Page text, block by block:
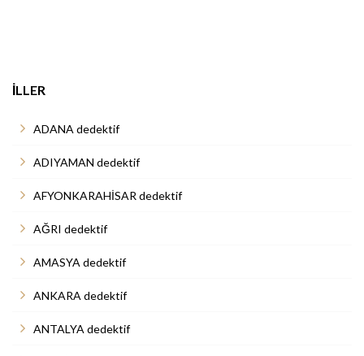
İLLER
ADANA dedektif
ADIYAMAN dedektif
AFYONKARAHİSAR dedektif
AĞRI dedektif
AMASYA dedektif
ANKARA dedektif
ANTALYA dedektif